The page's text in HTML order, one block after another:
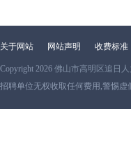
关于网站 网站声明 收费标准
Copyright 2026 佛山市高明区追日
招聘单位无权收取任何费用,警惕虚